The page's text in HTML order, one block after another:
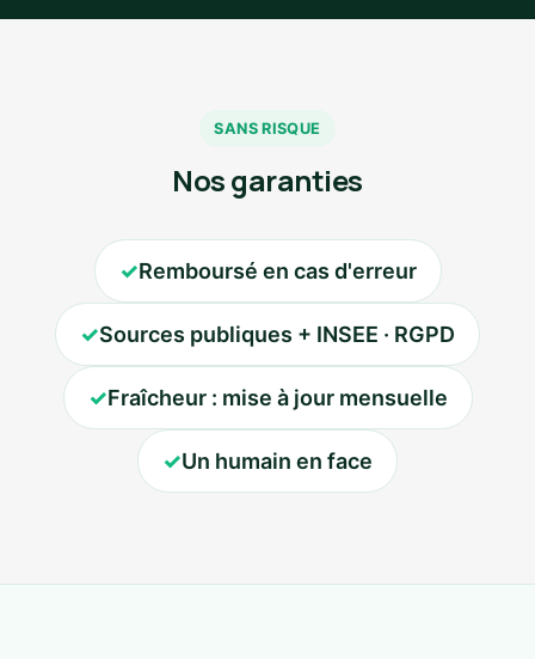
SANS RISQUE
Nos garanties
✓Remboursé en cas d'erreur
✓Sources publiques + INSEE · RGPD
✓Fraîcheur : mise à jour mensuelle
✓Un humain en face